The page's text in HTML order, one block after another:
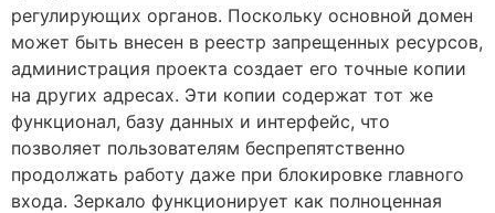
регулирующих органов. Поскольку основной домен
может быть внесен в реестр запрещенных ресурсов,
администрация проекта создает его точные копии
на других адресах. Эти копии содержат тот же
функционал, базу данных и интерфейс, что
позволяет пользователям беспрепятственно
продолжать работу даже при блокировке главного
входа. Зеркало функционирует как полноценная